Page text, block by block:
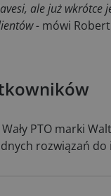
ale już wkrótce
- mówi
PTO marki
rozwiązań